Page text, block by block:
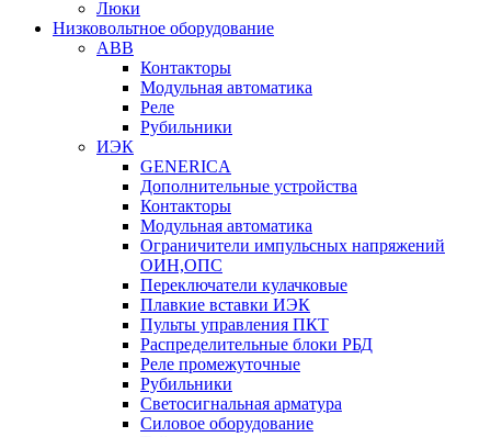
Люки
Низковольтное оборудование
ABB
Контакторы
Модульная автоматика
Реле
Рубильники
ИЭК
GENERICA
Дополнительные устройства
Контакторы
Модульная автоматика
Ограничители импульсных напряжений
ОИН,ОПС
Переключатели кулачковые
Плавкие вставки ИЭК
Пульты управления ПКТ
Распределительные блоки РБД
Реле промежуточные
Рубильники
Светосигнальная арматура
Силовое оборудование